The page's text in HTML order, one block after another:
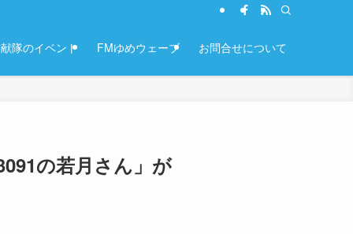
隊のイベント FMゆめウェーブ お問合せについて
の若月さん」が